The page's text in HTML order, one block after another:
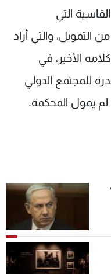
التي
والتي أراد
الأخير، في
للمجتمع الدولي
يمول المحكمة.